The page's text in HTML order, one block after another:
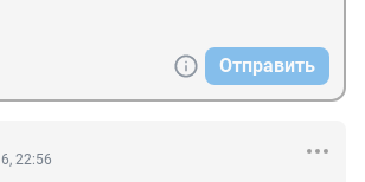
Отправить
22:56